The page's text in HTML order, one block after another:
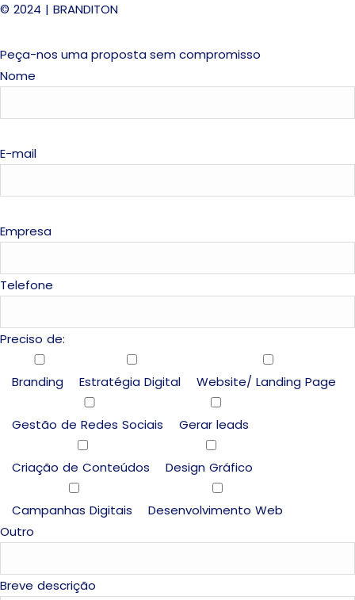
© 2024 | BRANDITON
Peça-nos uma proposta sem compromisso
Nome
E-mail
Empresa
Telefone
Preciso de:
Branding Estratégia Digital Website/ Landing Page
Gestão de Redes Sociais Gerar leads
Criação de Conteúdos Design Gráfico
Campanhas Digitais
Desenvolvimento Web
Outro
Breve descrição